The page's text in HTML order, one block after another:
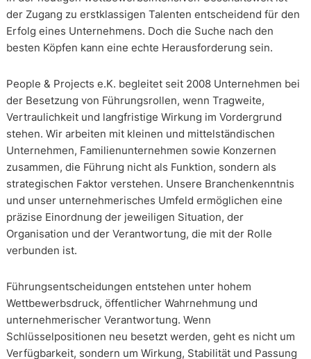
der Zugang zu erstklassigen Talenten entscheidend für den
Erfolg eines Unternehmens. Doch die Suche nach den
besten Köpfen kann eine echte Herausforderung sein.
People & Projects e.K. begleitet seit 2008 Unternehmen bei
der Besetzung von Führungsrollen, wenn Tragweite,
Vertraulichkeit und langfristige Wirkung im Vordergrund
stehen. Wir arbeiten mit kleinen und mittelständischen
Unternehmen, Familienunternehmen sowie Konzernen
zusammen, die Führung nicht als Funktion, sondern als
strategischen Faktor verstehen. Unsere Branchenkenntnis
und unser unternehmerisches Umfeld ermöglichen eine
präzise Einordnung der jeweiligen Situation, der
Organisation und der Verantwortung, die mit der Rolle
verbunden ist.
Führungsentscheidungen entstehen unter hohem
Wettbewerbsdruck, öffentlicher Wahrnehmung und
unternehmerischer Verantwortung. Wenn
Schlüsselpositionen neu besetzt werden, geht es nicht um
Verfügbarkeit, sondern um Wirkung, Stabilität und Passung